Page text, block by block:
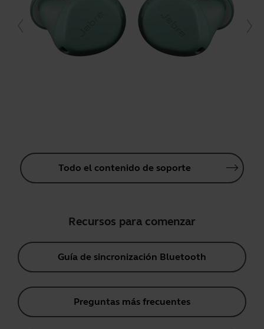
Todo el contenido de soporte
Recursos para comenzar
Guía de sincronización Bluetooth
Preguntas más frecuentes